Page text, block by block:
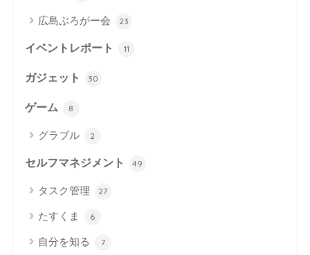
広島ぶろがー会 23
イベントレポート 11
ガジェット 30
ゲーム 8
グラブル 2
セルフマネジメント 49
タスク管理 27
たすくま 6
自分を知る 7